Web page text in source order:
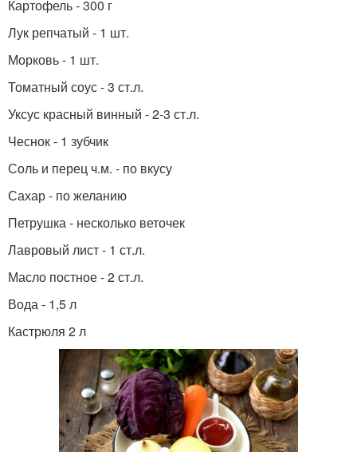
Картофель - 300 г
Лук репчатый - 1 шт.
Морковь - 1 шт.
Томатный соус - 3 ст.л.
Уксус красный винный - 2-3 ст.л.
Чеснок - 1 зубчик
Соль и перец ч.м. - по вкусу
Сахар - по желанию
Петрушка - несколько веточек
Лавровый лист - 1 ст.л.
Масло постное - 2 ст.л.
Вода - 1,5 л
Кастрюля 2 л